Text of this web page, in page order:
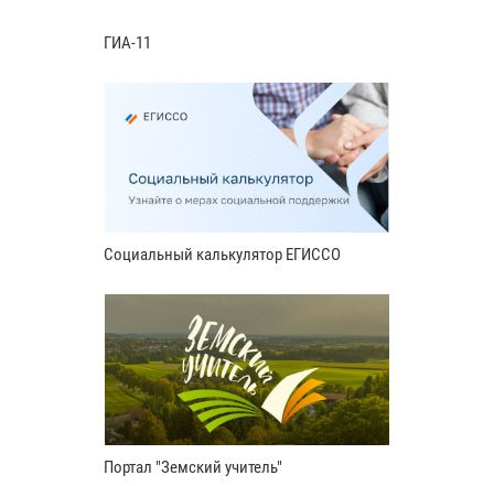
ГИА-11
Социальный калькулятор ЕГИССО
Портал "Земский учитель"